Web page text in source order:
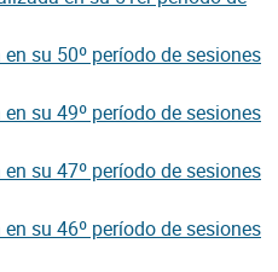
su 50º período de sesiones
su 49º período de sesiones
su 47º período de sesiones
su 46º período de sesiones